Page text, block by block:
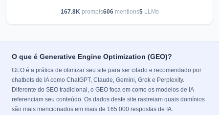
167.8Kprompts606mentions5LLMs
O que é Generative Engine Optimization (GEO)?
GEO é a prática de otimizar seu site para ser citado e recomendado por
chatbots de IA como ChatGPT, Claude, Gemini, Grok e Perplexity.
Diferente do SEO tradicional, o GEO foca em como os modelos de IA
referenciam seu conteúdo. Os dados deste site rastreiam quais domínios
são mais mencionados em mais de 165.000 respostas de IA.